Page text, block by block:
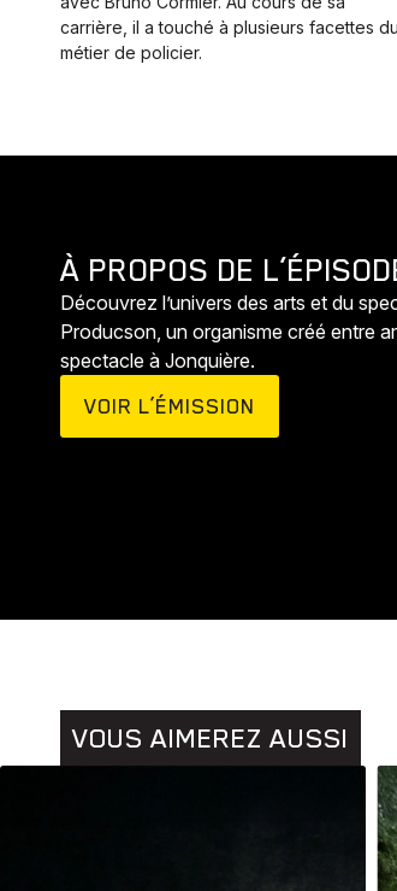
carrière, il a touché à plusieurs facettes du
métier de policier.
À PROPOS DE
Découvrez l’univers des arts et du
Producson, un organisme créé entre
spectacle à Jonquière.
VOIR L’ÉMISSION
VOUS AIMEREZ AUSSI